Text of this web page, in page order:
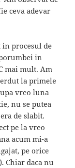
ceva adevar
in procesul de
in
mai mult. Am
la primele
vreo luna
nu se putea
de slabit.
pe la vreo
acum mi-a
pe orice
Chiar daca nu